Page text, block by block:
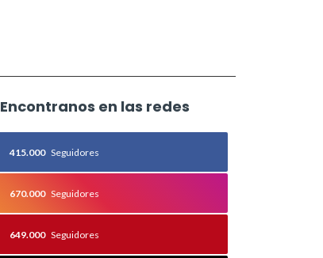
Encontranos en las redes
415.000 Seguidores
670.000 Seguidores
649.000 Seguidores